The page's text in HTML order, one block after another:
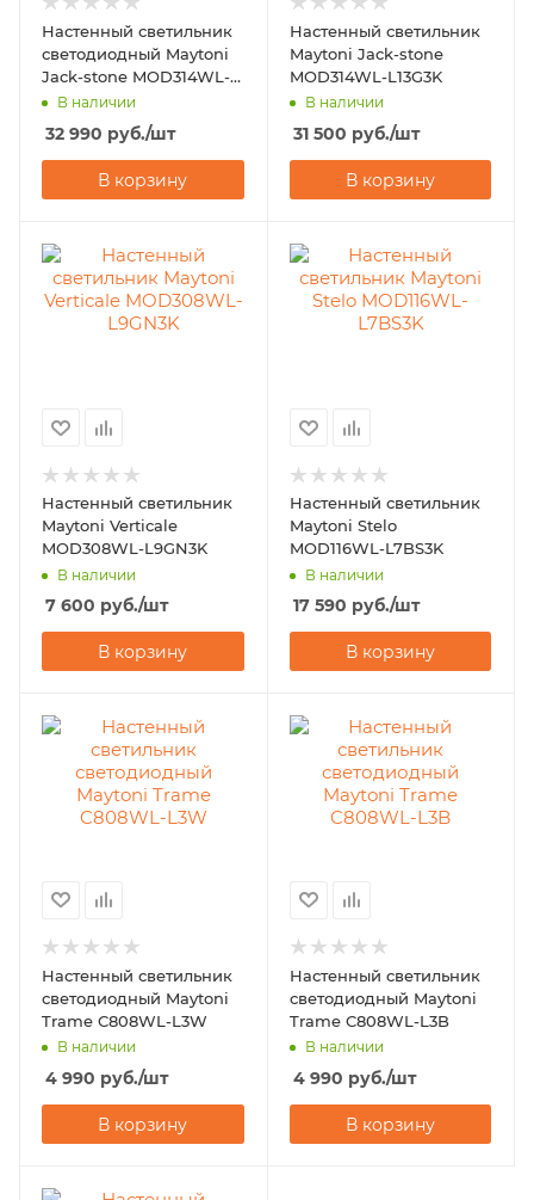
Настенный светильник
светодиодный Maytoni
Jack-stone MOD314WL-
L13N3K
В наличии
32 990 руб./шт
В корзину
Настенный светильник
Maytoni Jack-stone
MOD314WL-L13G3K
В наличии
31 500 руб./шт
В корзину
Настенный светильник
Maytoni Verticale
MOD308WL-L9GN3K
В наличии
7 600 руб./шт
В корзину
Настенный светильник
Maytoni Stelo
MOD116WL-L7BS3K
В наличии
17 590 руб./шт
В корзину
Настенный светильник
светодиодный Maytoni
Trame C808WL-L3W
В наличии
4 990 руб./шт
В корзину
Настенный светильник
светодиодный Maytoni
Trame C808WL-L3B
В наличии
4 990 руб./шт
В корзину